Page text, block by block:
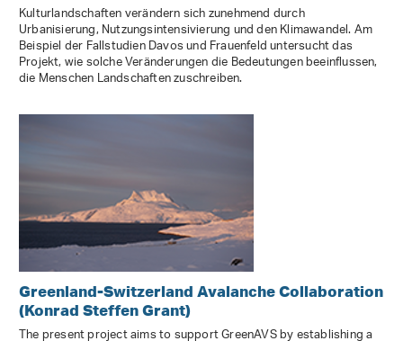
Kulturlandschaften verändern sich zunehmend durch
Urbanisierung, Nutzungsintensivierung und den Klimawandel. Am
Beispiel der Fallstudien Davos und Frauenfeld untersucht das
Projekt, wie solche Veränderungen die Bedeutungen beeinflussen,
die Menschen Landschaften zuschreiben.
Greenland-Switzerland Avalanche Collaboration
(Konrad Steffen Grant)
The present project aims to support GreenAVS by establishing a